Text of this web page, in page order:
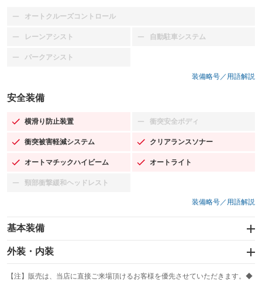
オートクルーズコントロール
：装備なし
レーンアシスト
：装備なし 自動駐車システム
：装備なし
パークアシスト
：装備なし
装備略号／用語解説
安全装備
横滑り防止装置
：装備あり 衝突安全ボディ
：装備なし
衝突被害軽減システム
：装備あり クリアランスソナー
：装備あり
オートマチックハイビーム
：装備あり オートライト
：装備あり
頸部衝撃緩和ヘッドレスト
：装備なし
装備略号／用語解説
基本装備
エアバッグ：運転席/助手席
：装備あり
：装備あり
外装・内装
カーナビ
：装備なし
【注】販売は、当店に直接ご来場頂けるお客様を優先させていただきます。◆